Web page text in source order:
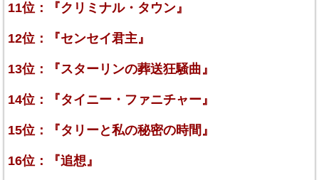
11位：『クリミナル・タウン』
12位：『センセイ君主』
13位：『スターリンの葬送狂騒曲』
14位：『タイニー・ファニチャー』
15位：『タリーと私の秘密の時間』
16位：『追想』